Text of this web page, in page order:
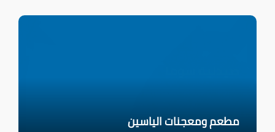
مطعم ومعجنات الياسين